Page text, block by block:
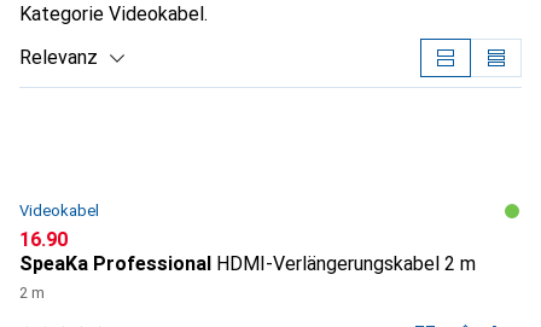
Kategorie Videokabel.
Relevanz
Videokabel
CHF
16.90
SpeaKa Professional HDMI-Verlängerungskabel 2 m
2 m